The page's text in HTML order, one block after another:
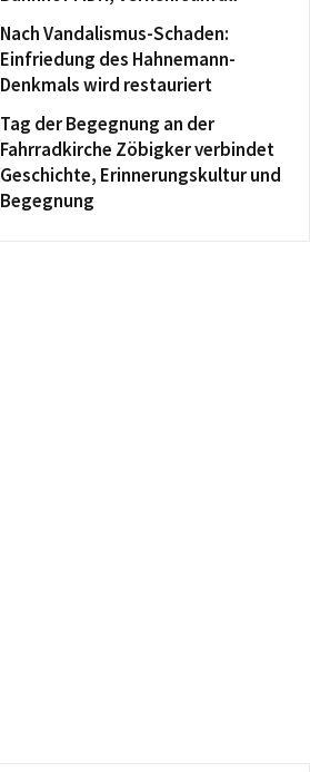
Nach Vandalismus-Schaden:
Einfriedung des Hahnemann-
Denkmals wird restauriert
Tag der Begegnung an der
Fahrradkirche Zöbigker verbindet
Geschichte, Erinnerungskultur und
Begegnung